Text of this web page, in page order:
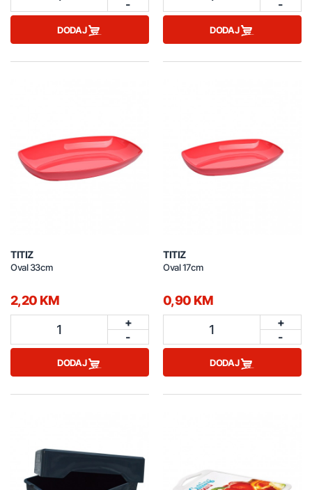
-
DODAJ
-
DODAJ
TITIZ
Oval 33cm
2,20 KM
1
+
-
DODAJ
TITIZ
Oval 17cm
0,90 KM
1
+
-
DODAJ